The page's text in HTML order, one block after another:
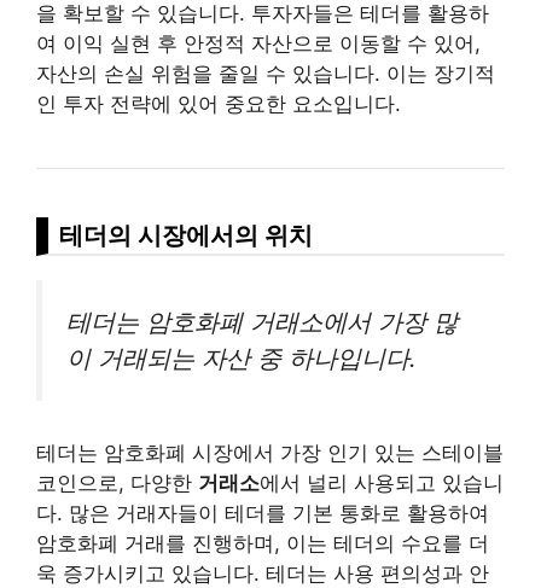
을 확보할 수 있습니다. 투자자들은 테더를 활용하
여 이익 실현 후 안정적 자산으로 이동할 수 있어,
자산의 손실 위험을 줄일 수 있습니다. 이는 장기적
인 투자 전략에 있어 중요한 요소입니다.
테더의 시장에서의 위치
테더는 암호화폐 거래소에서 가장 많
이 거래되는 자산 중 하나입니다.
테더는 암호화폐 시장에서 가장 인기 있는 스테이블
코인으로, 다양한 거래소에서 널리 사용되고 있습니
다. 많은 거래자들이 테더를 기본 통화로 활용하여
암호화폐 거래를 진행하며, 이는 테더의 수요를 더
욱 증가시키고 있습니다. 테더는 사용 편의성과 안